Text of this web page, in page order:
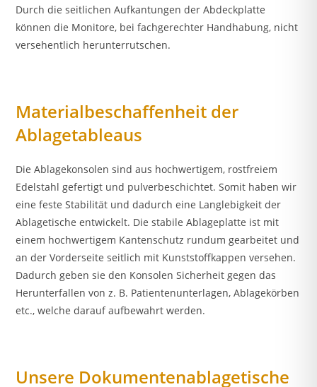
Durch die seitlichen Aufkantungen der Abdeckplatte
können die Monitore, bei fachgerechter Handhabung, nicht
versehentlich herunterrutschen.
Materialbeschaffenheit der
Ablagetableaus
Die Ablagekonsolen sind aus hochwertigem, rostfreiem
Edelstahl gefertigt und pulverbeschichtet. Somit haben wir
eine feste Stabilität und dadurch eine Langlebigkeit der
Ablagetische entwickelt. Die stabile Ablageplatte ist mit
einem hochwertigem Kantenschutz rundum gearbeitet und
an der Vorderseite seitlich mit Kunststoffkappen versehen.
Dadurch geben sie den Konsolen Sicherheit gegen das
Herunterfallen von z. B. Patientenunterlagen, Ablagekörben
etc., welche darauf aufbewahrt werden.
Unsere Dokumentenablagetische